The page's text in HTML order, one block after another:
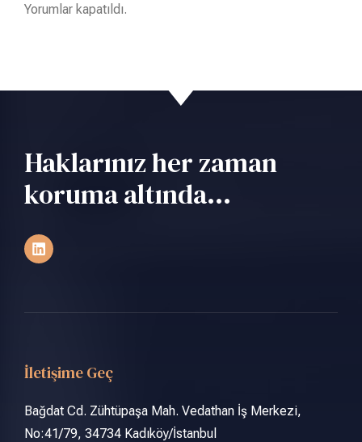
Yorumlar kapatıldı.
Haklarınız her zaman
koruma altında...
İletişime Geç
Bağdat Cd. Zühtüpaşa Mah. Vedathan İş Merkezi,
No:41/79, 34734 Kadıköy/İstanbul